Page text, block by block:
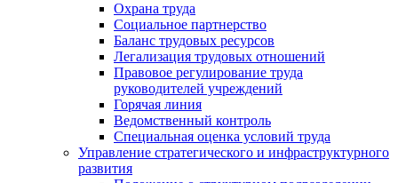
Охрана труда
Социальное партнерство
Баланс трудовых ресурсов
Легализация трудовых отношений
Правовое регулирование труда
руководителей учреждений
Горячая линия
Ведомственный контроль
Специальная оценка условий труда
Управление стратегического и инфраструктурного
развития